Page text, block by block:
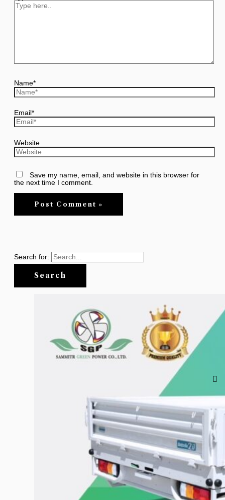
Name*
Email*
Website
Save my name, email, and website in this browser for
the next time I comment.
Search for: